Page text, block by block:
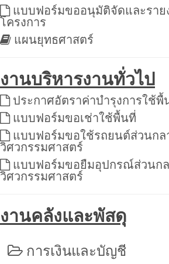
แบบฟอร์มขออนุมัติจัดและราย
โครงการ
แผนยุทธศาสตร์
งานบริหารงานทั่วไป
ประกาศอัตราค่าบำรุงการใช้พื้
แบบฟอร์มขอเช่าใช้พื้นที่
แบบฟอร์มขอใช้รถยนต์ส่วนกล
วิศวกรรมศาสตร์
แบบฟอร์มขอยืมอุปกรณ์ส่วนก
วิศวกรรมศาสตร์
งานคลังและพัสดุ
การเงินและบัญชี